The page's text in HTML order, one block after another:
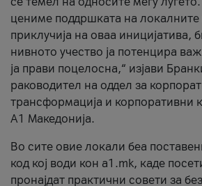
цениме поддршката на локалните
приклучија на оваа иницијатива,
нивното учество ја потенцира
ја прави поцелосна,“ изјави
раководител на оддел за
трансформација и корпоративни
А1 Македонија.
Во сите овие локали беа
код кој води кон a1.mk, каде
пронајдат практични совети за